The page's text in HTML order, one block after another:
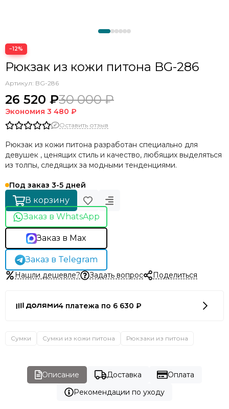
−12%
Рюкзак из кожи питона BG-286
Артикул: BG-286
26 520 ₽30 000 ₽
Экономия 3 480 ₽
Оставить отзыв
Рюкзак из кожи питона разработан специально для
девушек , ценящих стиль и качество, любящих выделяться
из толпы, следящих за модными тенденциями.
Под заказ 3-5 дней
В корзину
Заказ в WhatsApp
Заказ в Max
Заказ в Telegram
Нашли дешевле? Задать вопрос Поделиться
4 платежа по 6 630 ₽
Сумки Сумки из кожи питона Рюкзаки из питона
Описание Доставка
Оплата
Рекомендации по уходу